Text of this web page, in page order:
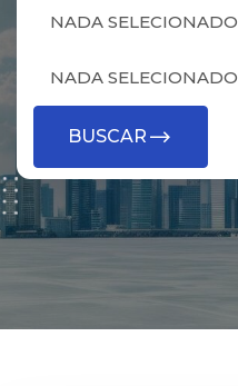
NADA SELECIONADO
NADA SELECIONADO
BUSCAR